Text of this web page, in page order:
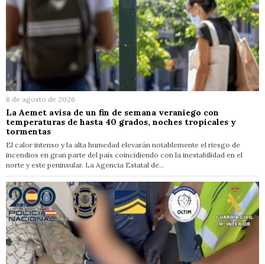
8 de agosto de 2026
La Aemet avisa de un fin de semana veraniego con
temperaturas de hasta 40 grados, noches tropicales y
tormentas
El calor intenso y la alta humedad elevarán notablemente el riesgo de
incendios en gran parte del país coincidiendo con la inestabilidad en el
norte y este peninsular. La Agencia Estatal de…